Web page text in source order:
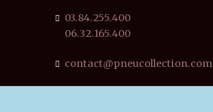
03.84.255.400
06.32.165.400
contact@pneucollection.com